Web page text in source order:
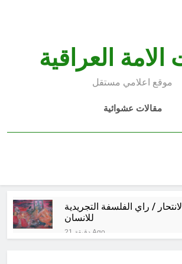
العراقية
موقع اعلامي مستقل
مقالات عشوائية
/ راي الفلسفة التجريدية
للانسان
21 دقيقة Ago